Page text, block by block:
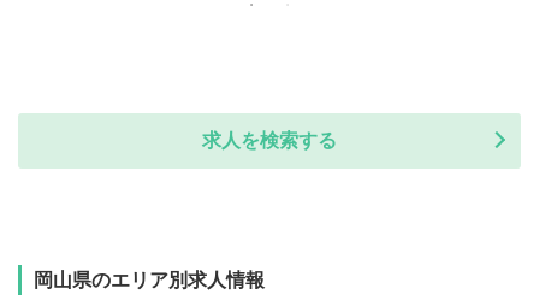
求人を検索する
岡山県のエリア別求人情報